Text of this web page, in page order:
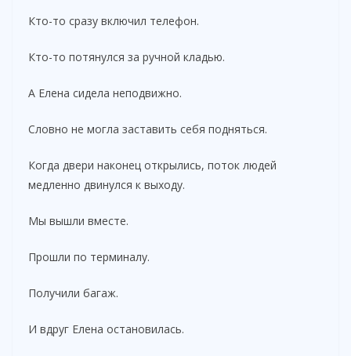
Кто-то сразу включил телефон.
Кто-то потянулся за ручной кладью.
А Елена сидела неподвижно.
Словно не могла заставить себя подняться.
Когда двери наконец открылись, поток людей
медленно двинулся к выходу.
Мы вышли вместе.
Прошли по терминалу.
Получили багаж.
И вдруг Елена остановилась.